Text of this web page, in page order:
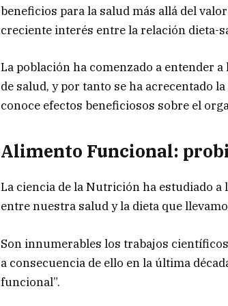
beneficios para la salud más allá del
creciente interés entre la relación dieta-
La población ha comenzado a entender
de salud, y por tanto se ha acrecentado
conoce efectos beneficiosos sobre el
Alimento Funcional:
La ciencia de la Nutrición ha estudiado
entre nuestra salud y la dieta que
Son innumerables los trabajos
a consecuencia de ello en la última
funcional”.